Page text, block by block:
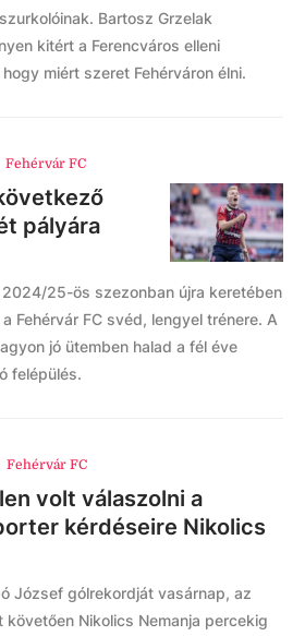
Bartosz Grzelak
kitért a Ferencváros elleni
miért szeret Fehérváron élni.
Fehérvár FC
pályára
2024/25-ös szezonban újra keretében
Fehérvár FC svéd, lengyel trénere. A
jó ütemben halad a fél éve
felépülés.
Fehérvár FC
volt válaszolni a
kérdéseire Nikolics
József gólrekordját vasárnap, az
követően Nikolics Nemanja percekig